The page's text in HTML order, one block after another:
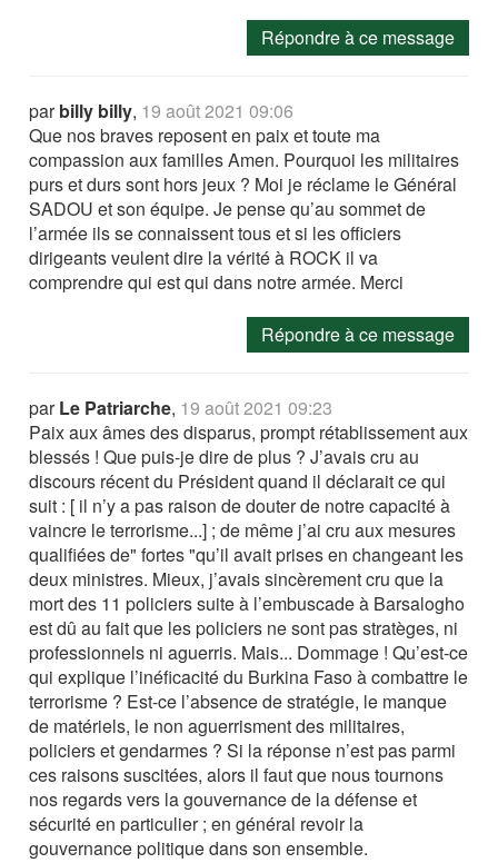
Répondre à ce message
parbilly billy, 19 août 2021 09:06
Que nos braves reposent en paix et toute ma
compassion aux familles Amen. Pourquoi les militaires
purs et durs sont hors jeux ? Moi je réclame le Général
SADOU et son équipe. Je pense qu’au sommet de
l’armée ils se connaissent tous et si les officiers
dirigeants veulent dire la vérité à ROCK il va
comprendre qui est qui dans notre armée. Merci
Répondre à ce message
parLe Patriarche, 19 août 2021 09:23
Paix aux âmes des disparus, prompt rétablissement aux
blessés ! Que puis-je dire de plus ? J’avais cru au
discours récent du Président quand il déclarait ce qui
suit : [ il n’y a pas raison de douter de notre capacité à
vaincre le terrorisme...] ; de même j’ai cru aux mesures
qualifiées de" fortes "qu’il avait prises en changeant les
deux ministres. Mieux, j’avais sincèrement cru que la
mort des 11 policiers suite à l’embuscade à Barsalogho
est dû au fait que les policiers ne sont pas stratèges, ni
professionnels ni aguerris. Mais... Dommage ! Qu’est-ce
qui explique l’inéficacité du Burkina Faso à combattre le
terrorisme ? Est-ce l’absence de stratégie, le manque
de matériels, le non aguerrisment des militaires,
policiers et gendarmes ? Si la réponse n’est pas parmi
ces raisons suscitées, alors il faut que nous tournons
nos regards vers la gouvernance de la défense et
sécurité en particulier ; en général revoir la
gouvernance politique dans son ensemble.